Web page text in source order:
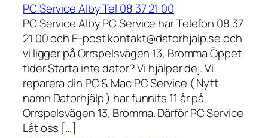
PC Service Alby Tel 08 37 21 00
PC Service Alby PC Service har Telefon 08 37
21 00 och E-post kontakt@datorhjalp.se och
vi ligger på Orrspelsvägen 13, Bromma Öppet
tider Starta inte dator? Vi hjälper dej. Vi
reparera din PC & Mac PC Service ( Nytt
namn Datorhjälp ) har funnits 11 år på
Orrspelsvägen 13, Bromma. Därför PC Service
Låt oss […]